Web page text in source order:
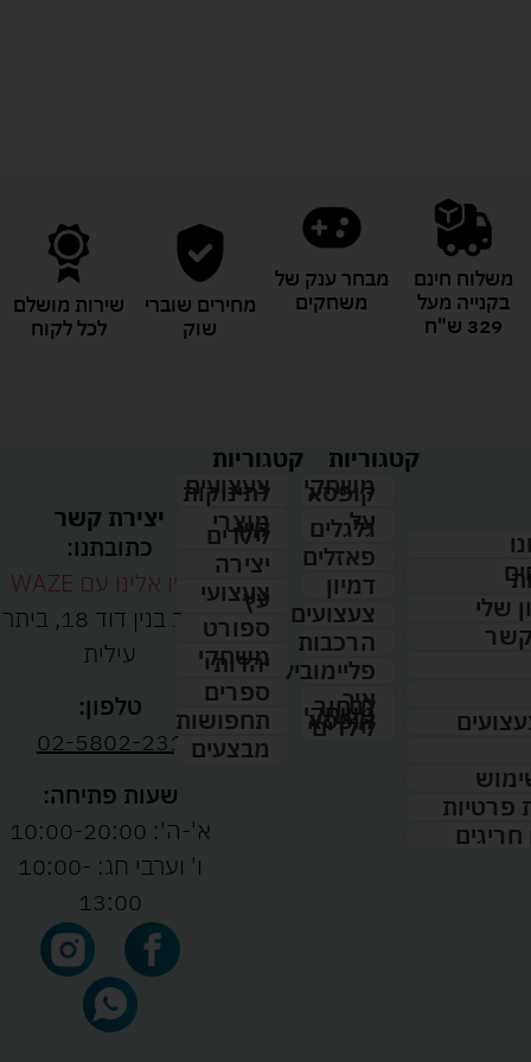
משלוח חינם
בקנייה מעל
329 ש"ח
מבחר ענק של
משחקים
מחירים שוברי
שוק
שירות מושלם
לכל לקוח
שלי
קשר
פרטיות
חריגים
קטגוריות
משחקי
קופסא
על
גלגלים
פאזלים
דמיון
צעצועים
הרכבות
פליימוביל
איך
לבחור
משחקי
קופסא
לילדים
קטגוריות
צעצועים
לתינוקות
מוצרי
קיץ
לילדים
יצירה
צעצועי
עץ
ספורט
משחקי
יהדות
ספרים
תחפושות
מבצעים
יצירת קשר
כתובתנו:
נווטו אלינו עם WAZE
רחוב בנין דוד 18, ביתר
עילית
טלפון:
02-5802-231
שעות פתיחה:
א'-ה': 10:00-20:00
ו' וערבי חג: 10:00-
13:00